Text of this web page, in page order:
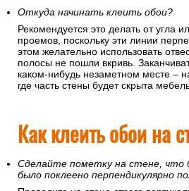
Клей наносится и на поверхность
полотнище. Перед поклейкой
Обои на бумажной основе
сложите пополам для пропитки.
(точная цифра указана в
Откуда начинать клеить обои?
этом желательно использовать
полосы не пошли вкривь.
где часть стены будет скрыта